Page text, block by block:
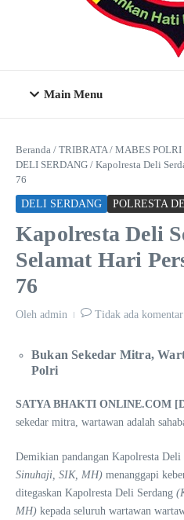
Main Menu
Beranda / TRIBRATA/ MABES POLRI
DELI SERDANG / Kapolresta Deli
76
DELI SERDANG POLRESTA
Kapolresta Deli
Selamat Hari
76
Oleh admin Tidak ada komentar
Bukan Sekedar Mitra,
Polri
SATYA BHAKTI ONLINE.COM
sekedar mitra, wartawan adalah
Demikian pandangan Kapolresta Deli
Sinuhaji, SIK, MH) menanggapi
ditegaskan Kapolresta Deli Serdang
MH) kepada seluruh wartawan